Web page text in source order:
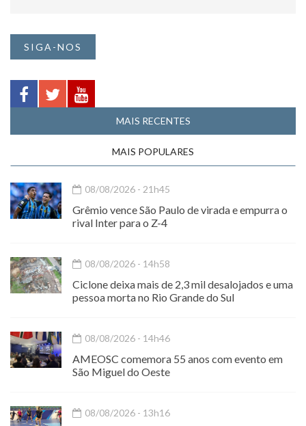
SIGA-NOS
MAIS RECENTES
MAIS POPULARES
08/08/2026 - 21h45
Grêmio vence São Paulo de virada e empurra o
rival Inter para o Z-4
08/08/2026 - 14h58
Ciclone deixa mais de 2,3 mil desalojados e uma
pessoa morta no Rio Grande do Sul
08/08/2026 - 14h46
AMEOSC comemora 55 anos com evento em
São Miguel do Oeste
08/08/2026 - 13h16